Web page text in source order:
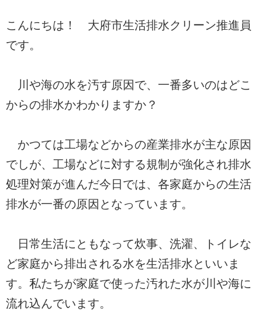
こんにちは！ 大府市生活排水クリーン推進員
です。
川や海の水を汚す原因で、一番多いのはどこ
からの排水かわかりますか？
かつては工場などからの産業排水が主な原因
でしが、工場などに対する規制が強化され排水
処理対策が進んだ今日では、各家庭からの生活
排水が一番の原因となっています。
日常生活にともなって炊事、洗濯、トイレな
ど家庭から排出される水を生活排水といいま
す。私たちが家庭で使った汚れた水が川や海に
流れ込んでいます。